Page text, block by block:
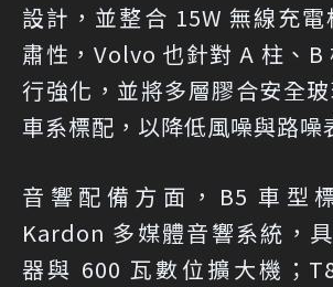
設計，並整合 15W 無線充
肅性，Volvo 也針對 A 柱、B
行強化，並將多層膠合安全
車系標配，以降低風噪與路噪
音響配備方面，B5 車型
Kardon 多媒體音響系統，
器與 600 瓦數位擴大機；